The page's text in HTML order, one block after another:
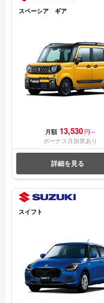
スペーシア ギア
月額 13,530 円～
ボーナス月加算あり
詳細を見る
スイフト